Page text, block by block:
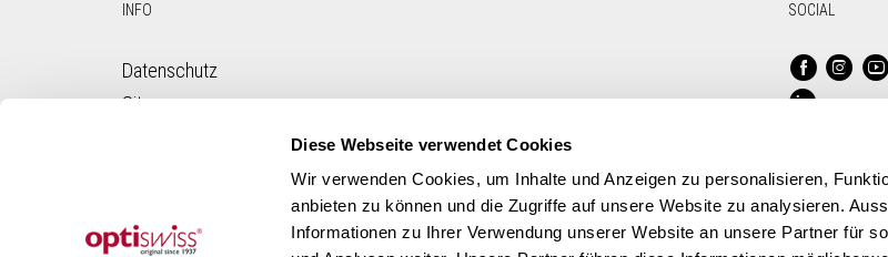
Diese Webseite verwendet Cookies
Wir verwenden Cookies, um Inhalte und Anzeigen zu personalisieren,
anbieten zu können und die Zugriffe auf unsere Website zu analysieren.
Informationen zu Ihrer Verwendung unserer Website an unsere Partner für
INFO
Datenschutz
Sitemap
SOCIAL